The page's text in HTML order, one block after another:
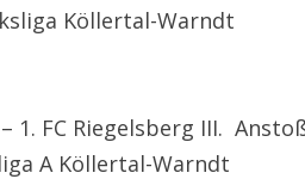
Köllertal-Warndt
1. FC Riegelsberg III.
A Köllertal-Warndt